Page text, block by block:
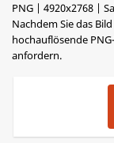
PNG | 4920x2768 |
Nachdem Sie das
hochauflösende
anfordern.